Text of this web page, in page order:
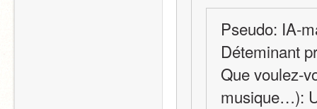
Pseudo: IA-
Déteminant
Que voulez-
musique…):